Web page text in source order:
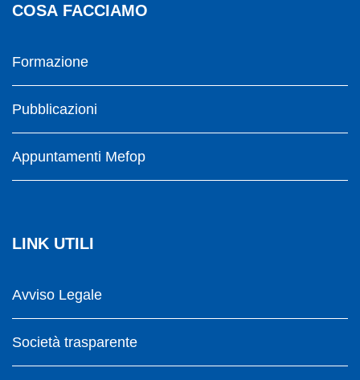
COSA FACCIAMO
Formazione
Pubblicazioni
Appuntamenti Mefop
LINK UTILI
Avviso Legale
Società trasparente